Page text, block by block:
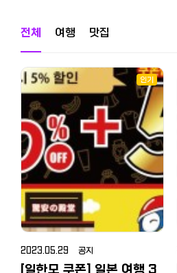
전체 여행 맛집
인기
2023.05.29 공지
[일한모 쿠폰] 일본 여행 3